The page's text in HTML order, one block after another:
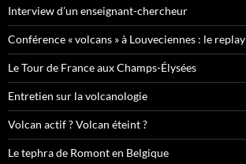
Interview d’un enseignant-chercheur
Conférence « volcans » à Louveciennes : le replay
Le Tour de France aux Champs-Élysées
Entretien sur la volcanologie
Volcan actif ? Volcan éteint ?
Le tephra de Romont en Belgique